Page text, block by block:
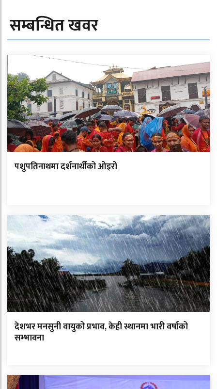
सम्बन्धित खवर
पशुपतिनाथमा दर्शनार्थीको ओइरो
देशभर मनसुनी वायुको प्रभाव, केही स्थानमा भारी वर्षाको
सम्भावना